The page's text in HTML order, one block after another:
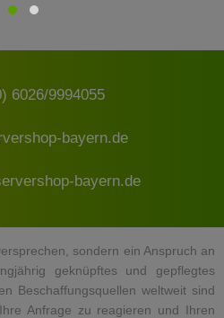
6026/9994055
bayern.de
bayern.de
sondern ein Anspruch an
geknüpftes und gepflegtes
Beschaffungsquellen weltweit sind
Anfrage zu reagieren und Ihren